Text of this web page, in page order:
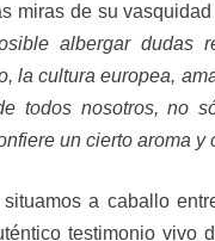
miras de su
albergar dudas
la cultura europea,
todos nosotros, no
un cierto aroma
situamos a caballo
testimonio vivo